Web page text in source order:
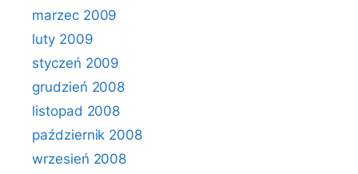
marzec 2009
luty 2009
styczeń 2009
grudzień 2008
listopad 2008
październik 2008
wrzesień 2008